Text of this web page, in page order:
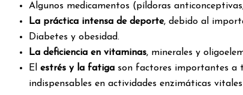
Algunos medicamentos (píldoras
La práctica intensa de deporte, debido al
Diabetes y obesidad.
La deficiencia en vitaminas, minerales y
El estrés y la fatiga son factores importantes a
indispensables en actividades enzimáticas